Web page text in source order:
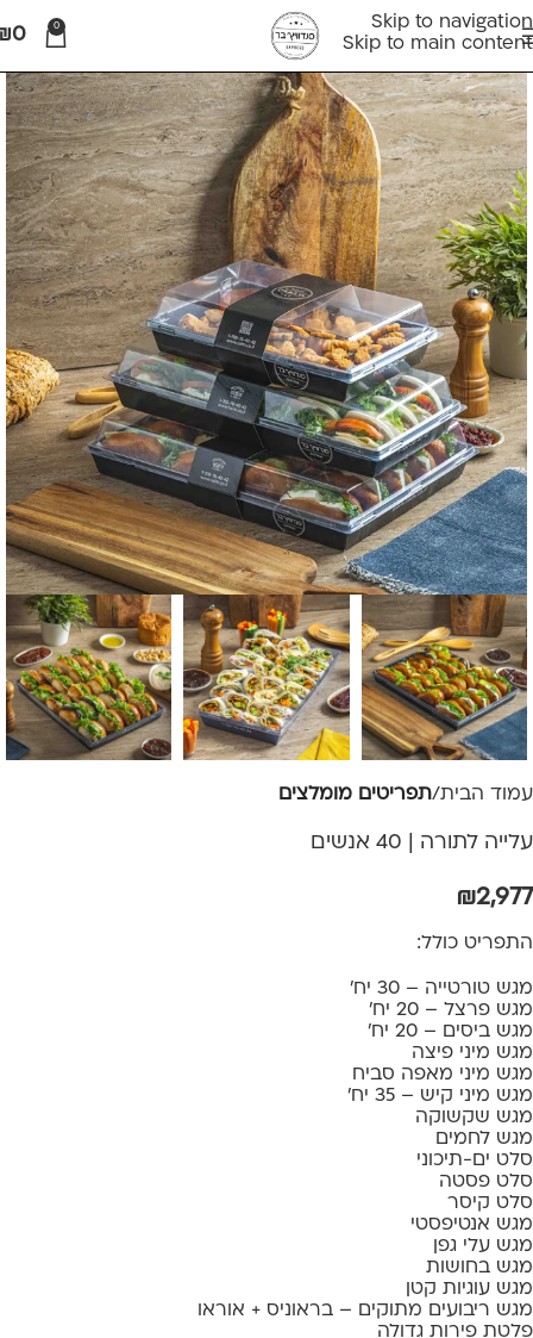
Skip to navigation
Skip to main content
0
0
עמוד הבית תפריטים מומלצים
עלייה לתורה | 40 אנשים
₪2,977
התפריט כולל:
מגש טורטייה – 30 יח'
מגש פרצל – 20 יח'
מגש ביסים – 20 יח'
מגש מיני פיצה
מגש מיני מאפה סביח
מגש מיני קיש – 35 יח'
מגש שקשוקה
מגש לחמים
סלט ים-תיכוני
סלט פסטה
סלט קיסר
מגש אנטיפסטי
מגש עלי גפן
מגש בחושות
מגש עוגיות קטן
מגש ריבועים מתוקים – בראוניס + אוראו
פלטת פירות גדולה